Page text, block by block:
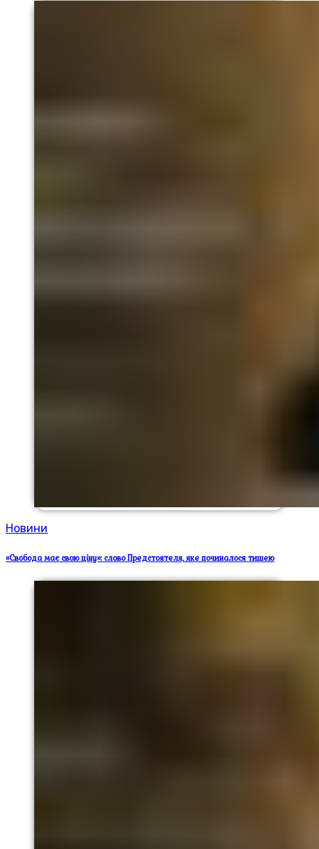
Новини
«Свобода має свою ціну»: слово Предстоятеля, яке починалося тишею